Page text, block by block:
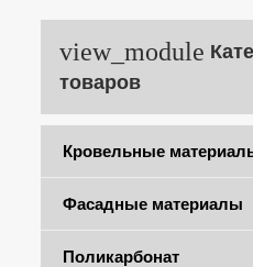
товаров
Кровельные
Фасадные материалы
Поликарбонат